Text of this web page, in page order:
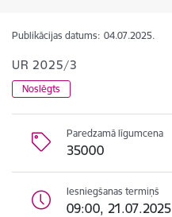
Publikācijas datums: 04.07.2025.
UR 2025/3
Noslēgts
Paredzamā līgumcena
35000
Iesniegšanas termiņš
09:00, 21.07.2025